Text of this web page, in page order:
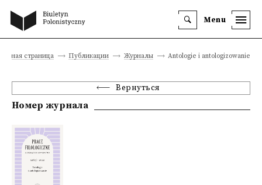
Menu
страница Публикации Журналы Antologie i antologizowanie
Вернуться
Номер журнала